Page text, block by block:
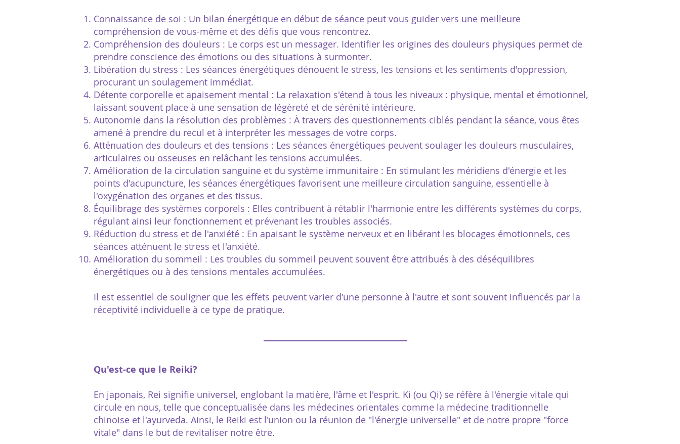
Connaissance de soi : Un bilan énergétique en début de séance peut vous guider vers une meilleure
compréhension de vous-même et des défis que vous rencontrez.
Compréhension des douleurs : Le corps est un messager. Identifier les origines des douleurs physiques permet de
prendre conscience des émotions ou des situations à surmonter.
Libération du stress : Les séances énergétiques dénouent le stress, les tensions et les sentiments d'oppression,
procurant un soulagement immédiat.
Détente corporelle et apaisement mental : La relaxation s'étend à tous les niveaux : physique, mental et émotionnel,
laissant souvent place à une sensation de légèreté et de sérénité intérieure.
Autonomie dans la résolution des problèmes : À travers des questionnements ciblés pendant la séance, vous êtes
amené à prendre du recul et à interpréter les messages de votre corps.
Atténuation des douleurs et des tensions : Les séances énergétiques peuvent soulager les douleurs musculaires,
articulaires ou osseuses en relâchant les tensions accumulées.
Amélioration de la circulation sanguine et du système immunitaire : En stimulant les méridiens d'énergie et les
points d'acupuncture, les séances énergétiques favorisent une meilleure circulation sanguine, essentielle à
l'oxygénation des organes et des tissus.
Équilibrage des systèmes corporels : Elles contribuent à rétablir l'harmonie entre les différents systèmes du corps,
régulant ainsi leur fonctionnement et prévenant les troubles associés.
Réduction du stress et de l'anxiété : En apaisant le système nerveux et en libérant les blocages émotionnels, ces
séances atténuent le stress et l'anxiété.
Amélioration du sommeil : Les troubles du sommeil peuvent souvent être attribués à des déséquilibres
énergétiques ou à des tensions mentales accumulées.
Il est essentiel de souligner que les effets peuvent varier d'une personne à l'autre et sont souvent influencés par la
réceptivité individuelle à ce type de pratique.
Qu'est-ce que le Reiki?
En japonais, Rei signifie universel, englobant la matière, l'âme et l'esprit. Ki (ou Qi) se réfère à l'énergie vitale qui
circule en nous, telle que conceptualisée dans les médecines orientales comme la médecine traditionnelle
chinoise et l'ayurveda. Ainsi, le Reiki est l'union ou la réunion de "l'énergie universelle" et de notre propre "force
vitale" dans le but de revitaliser notre être.